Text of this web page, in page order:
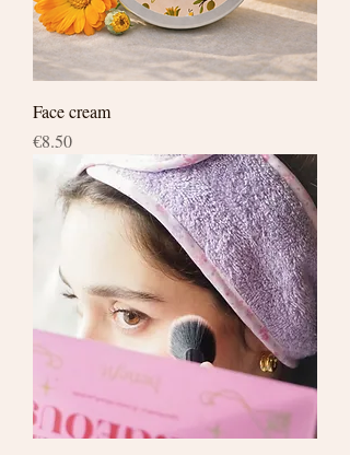
Face cream
Price
€8.50